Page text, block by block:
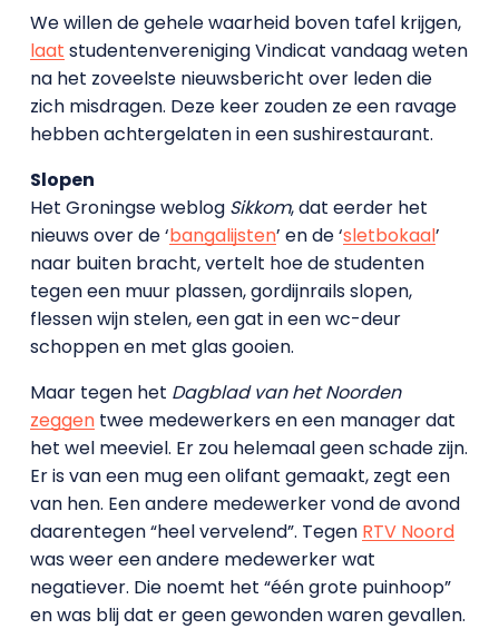
We willen de gehele waarheid boven tafel krijgen,
laat studentenvereniging Vindicat vandaag weten
na het zoveelste nieuwsbericht over leden die
zich misdragen. Deze keer zouden ze een ravage
hebben achtergelaten in een sushirestaurant.
Slopen
Het Groningse weblog Sikkom, dat eerder het
nieuws over de ‘bangalijsten’ en de ‘sletbokaal’
naar buiten bracht, vertelt hoe de studenten
tegen een muur plassen, gordijnrails slopen,
flessen wijn stelen, een gat in een wc-deur
schoppen en met glas gooien.
Maar tegen het Dagblad van het Noorden
zeggentwee medewerkers en een manager dat
het wel meeviel. Er zou helemaal geen schade zijn.
Er is van een mug een olifant gemaakt, zegt een
van hen. Een andere medewerker vond de avond
daarentegen “heel vervelend”. Tegen RTV Noord
was weer een andere medewerker wat
negatiever. Die noemt het “één grote puinhoop”
en was blij dat er geen gewonden waren gevallen.